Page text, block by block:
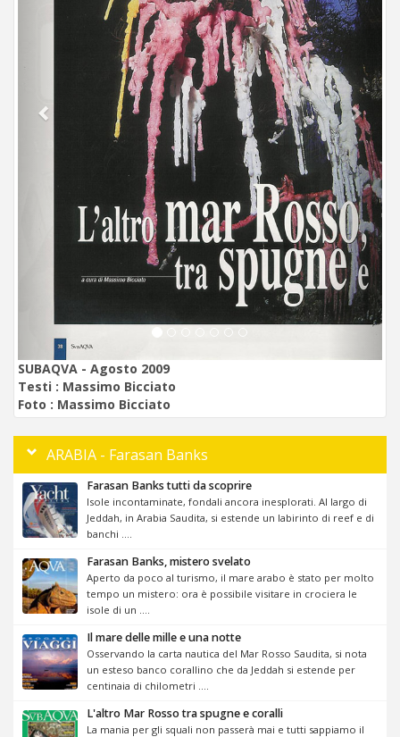
SUBAQVA - Agosto 2009
Testi : Massimo Bicciato
Foto : Massimo Bicciato
ARABIA - Farasan Banks
Farasan Banks tutti da scoprire
Isole incontaminate, fondali ancora inesplorati. Al largo di
Jeddah, in Arabia Saudita, si estende un labirinto di reef e di
banchi ....
Farasan Banks, mistero svelato
Aperto da poco al turismo, il mare arabo è stato per molto
tempo un mistero: ora è possibile visitare in crociera le
isole di un ....
Il mare delle mille e una notte
Osservando la carta nautica del Mar Rosso Saudita, si nota
un esteso banco corallino che da Jeddah si estende per
centinaia di chilometri ....
L'altro Mar Rosso tra spugne e coralli
La mania per gli squali non passerà mai e tutti sappiamo il